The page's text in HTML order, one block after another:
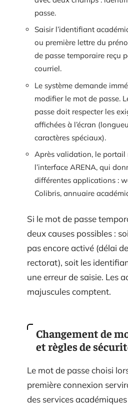
passe.
Saisir l’identifiant
ou première lettre du
de passe temporaire reçu
courriel.
Le système demande
modifier le mot de passe.
passe doit respecter les
affichées à l’écran
caractères spéciaux).
Après validation, le portail
l’interface ARENA, qui
différentes applications :
Colibris, annuaire
Si le mot de passe
deux causes possibles :
pas encore activé (délai
rectorat), soit les
une erreur de saisie. Les
majuscules comptent.
Changement de
et règles de
Le mot de passe choisi
première connexion
des services